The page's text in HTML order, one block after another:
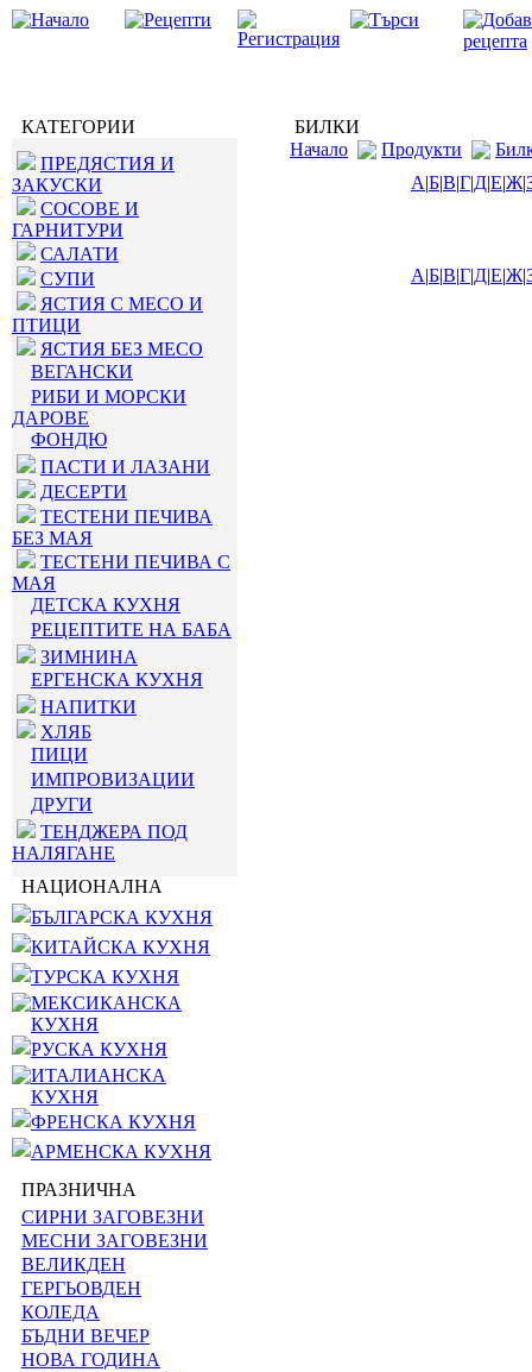
КАТЕГОРИИ
ПРЕДЯСТИЯ И
ЗАКУСКИ
СОСОВЕ И
ГАРНИТУРИ
САЛАТИ
СУПИ
ЯСТИЯ С МЕСО И
ПТИЦИ
ЯСТИЯ БЕЗ МЕСО
ВЕГАНСКИ
РИБИ И МОРСКИ
ДАРОВЕ
ФОНДЮ
ПАСТИ И ЛАЗАНИ
ДЕСЕРТИ
ТЕСТЕНИ ПЕЧИВА
БЕЗ МАЯ
ТЕСТЕНИ ПЕЧИВА С
МАЯ
ДЕТСКА КУХНЯ
РЕЦЕПТИТЕ НА БАБА
ЗИМНИНА
ЕРГЕНСКА КУХНЯ
НАПИТКИ
ХЛЯБ
ПИЦИ
ИМПРОВИЗАЦИИ
ДРУГИ
ТЕНДЖЕРА ПОД
НАЛЯГАНЕ
НАЦИОНАЛНА
БЪЛГАРСКА КУХНЯ
КИТАЙСКА КУХНЯ
ТУРСКА КУХНЯ
МЕКСИКАНСКА
КУХНЯ
РУСКА КУХНЯ
ИТАЛИАНСКА
КУХНЯ
ФРЕНСКА КУХНЯ
АРМЕНСКА КУХНЯ
ПРАЗНИЧНА
СИРНИ ЗАГОВЕЗНИ
МЕСНИ ЗАГОВЕЗНИ
ВЕЛИКДЕН
ГЕРГЬОВДЕН
КОЛЕДА
БЪДНИ ВЕЧЕР
НОВА ГОДИНА
БИЛКИ
Начало
Продукти
А|Б|В|Г|Д|Е|Ж|
А|Б|В|Г|Д|Е|Ж|